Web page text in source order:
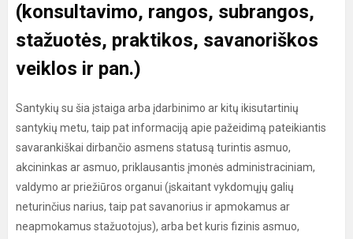
(konsultavimo, rangos, subrangos,
stažuotės, praktikos, savanoriškos
veiklos ir pan.)
Santykių su šia įstaiga arba įdarbinimo ar kitų ikisutartinių
santykių metu, taip pat informaciją apie pažeidimą pateikiantis
savarankiškai dirbančio asmens statusą turintis asmuo,
akcininkas ar asmuo, priklausantis įmonės administraciniam,
valdymo ar priežiūros organui (įskaitant vykdomųjų galių
neturinčius narius, taip pat savanorius ir apmokamus ar
neapmokamus stažuotojus), arba bet kuris fizinis asmuo,